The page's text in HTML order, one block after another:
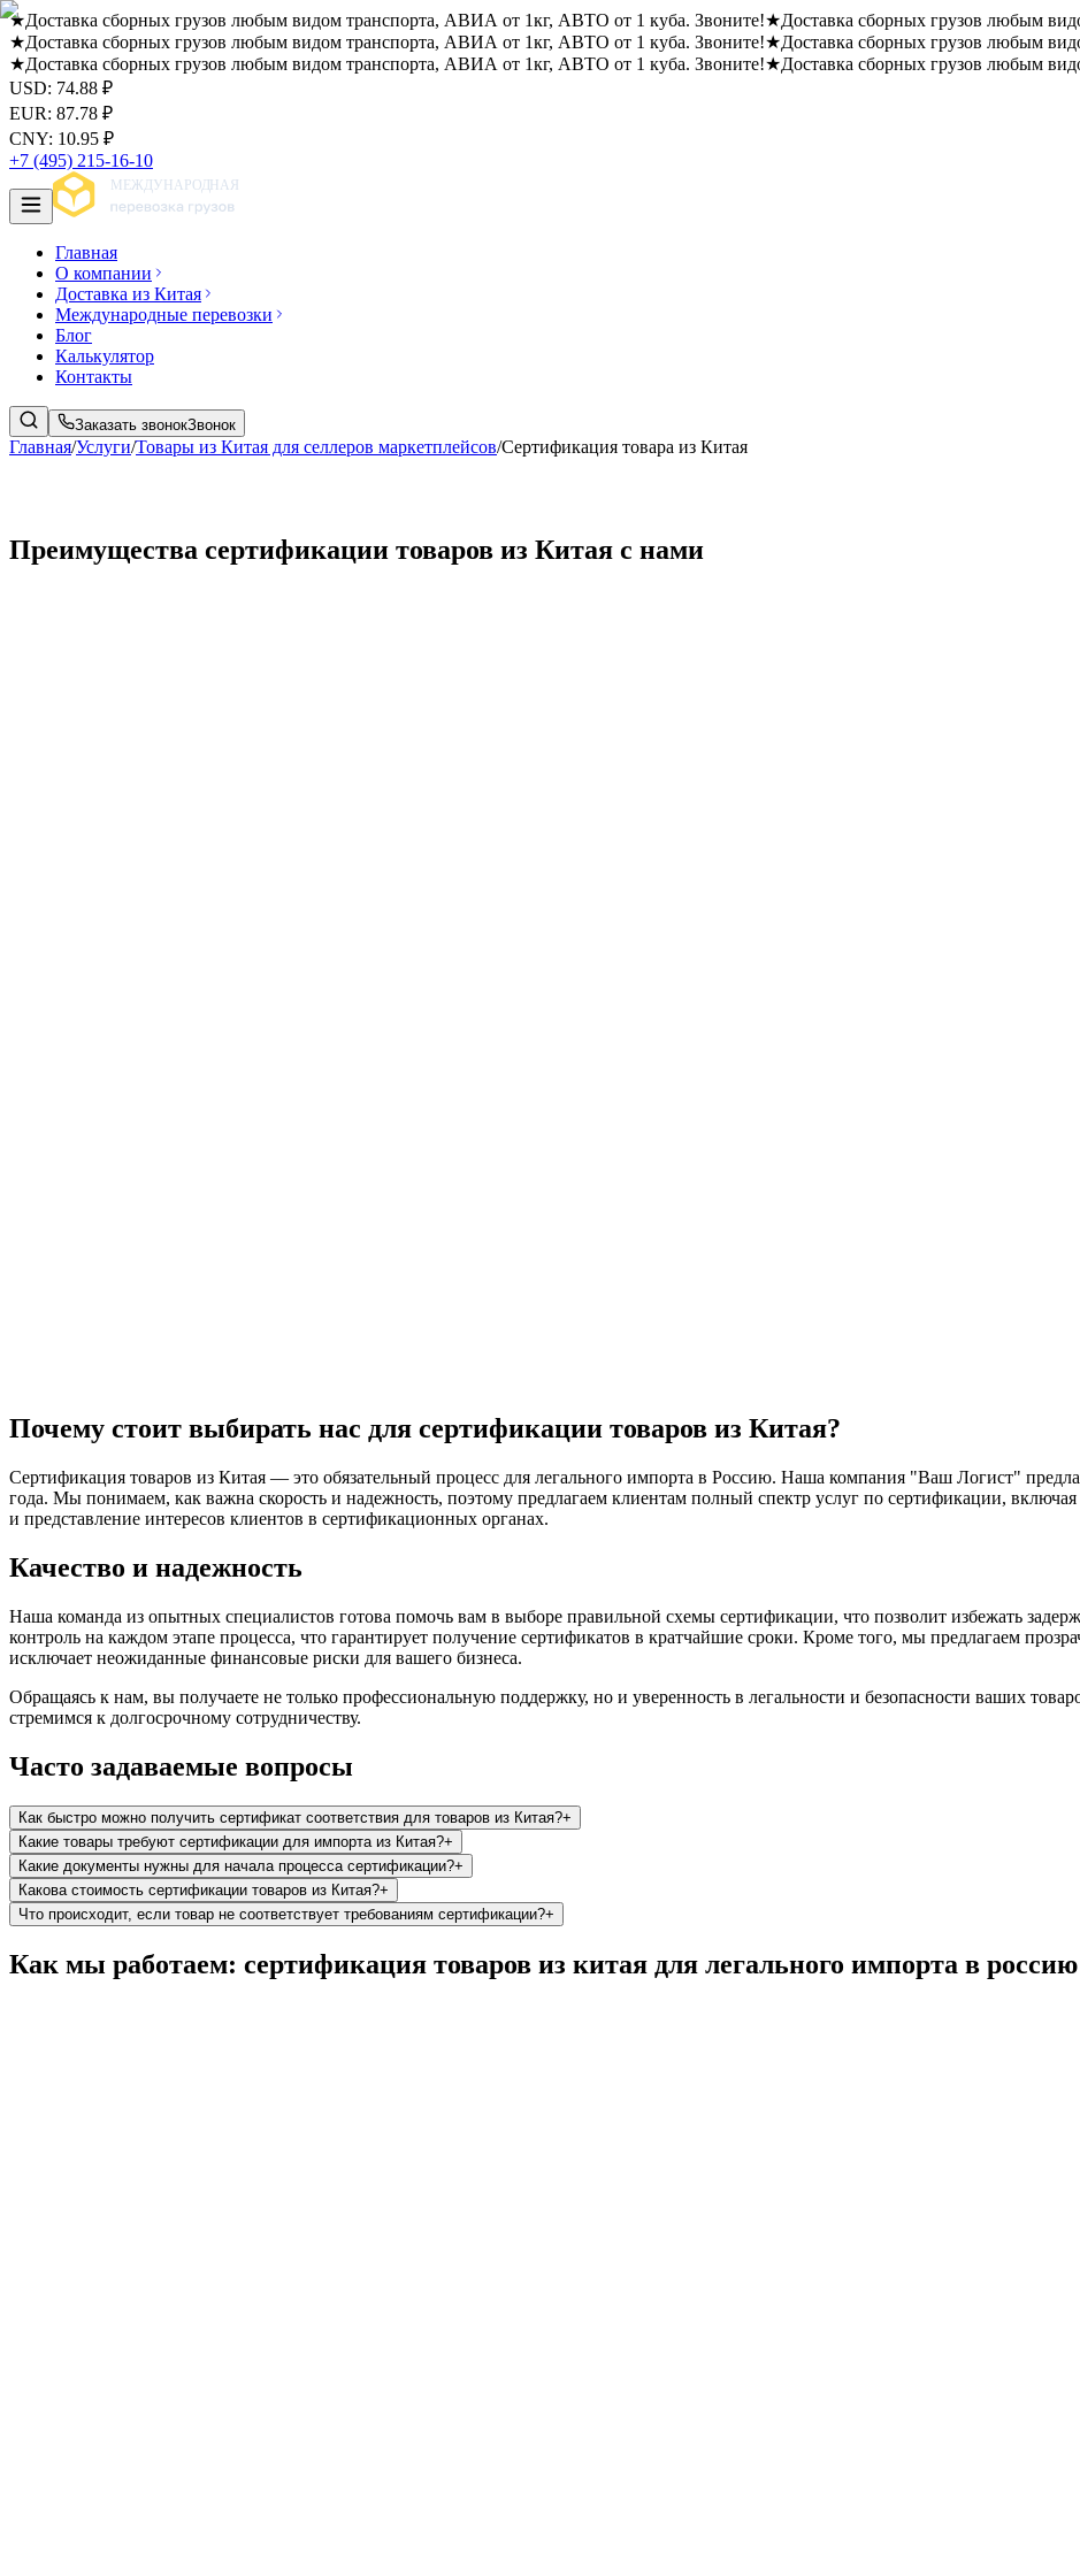
★Доставка сборных грузов любым видом транспорта, АВИА от 1кг, АВТО от 1 куба. Звоните!★Доставка сборных грузов любым
★Доставка сборных грузов любым видом транспорта, АВИА от 1кг, АВТО от 1 куба. Звоните!★Доставка сборных грузов любым
★Доставка сборных грузов любым видом транспорта, АВИА от 1кг, АВТО от 1 куба. Звоните!★Доставка сборных грузов любым
USD: 74.88 ₽
EUR: 87.78 ₽
CNY: 10.95 ₽
+7 (495) 215-16-10
Главная
О компании
Доставка из Китая
Международные перевозки
Блог
Калькулятор
Контакты
Заказать звонокЗвонок
Главная/Услуги/Товары из Китая для селлеров маркетплейсов/Сертификация товара из Китая
Преимущества сертификации товаров из Китая с нами
Почему стоит выбирать нас для сертификации товаров из Китая?
Сертификация товаров из Китая — это обязательный процесс для легального импорта в Россию. Наша компания "Ваш Логист"
года. Мы понимаем, как важна скорость и надежность, поэтому предлагаем клиентам полный спектр услуг по сертификации,
и представление интересов клиентов в сертификационных органах.
Качество и надежность
Наша команда из опытных специалистов готова помочь вам в выборе правильной схемы сертификации, что позволит избежать
контроль на каждом этапе процесса, что гарантирует получение сертификатов в кратчайшие сроки. Кроме того, мы предлагаем
исключает неожиданные финансовые риски для вашего бизнеса.
Обращаясь к нам, вы получаете не только профессиональную поддержку, но и уверенность в легальности и безопасности ваших
стремимся к долгосрочному сотрудничеству.
Часто задаваемые вопросы
Как быстро можно получить сертификат соответствия для товаров из Китая?+
Какие товары требуют сертификации для импорта из Китая?+
Какие документы нужны для начала процесса сертификации?+
Какова стоимость сертификации товаров из Китая?+
Что происходит, если товар не соответствует требованиям сертификации?+
Как мы работаем: сертификация товаров из китая для легального импорта в россию